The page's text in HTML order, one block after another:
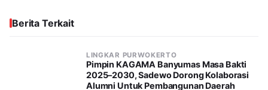
Berita Terkait
LINGKAR PURWOKERTO
Pimpin KAGAMA Banyumas Masa Bakti
2025–2030, Sadewo Dorong Kolaborasi
Alumni Untuk Pembangunan Daerah